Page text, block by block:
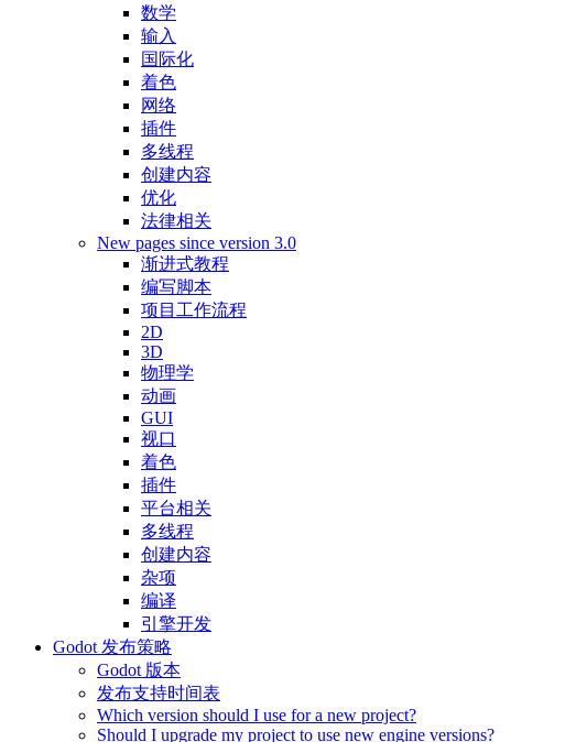
数学
输入
国际化
着色
网络
插件
多线程
创建内容
优化
法律相关
New pages since version 3.0
渐进式教程
编写脚本
项目工作流程
2D
3D
物理学
动画
GUI
视口
着色
插件
平台相关
多线程
创建内容
杂项
编译
引擎开发
Godot 发布策略
Godot 版本
发布支持时间表
Which version should I use for a new project?
Should I upgrade my project to use new engine versions?